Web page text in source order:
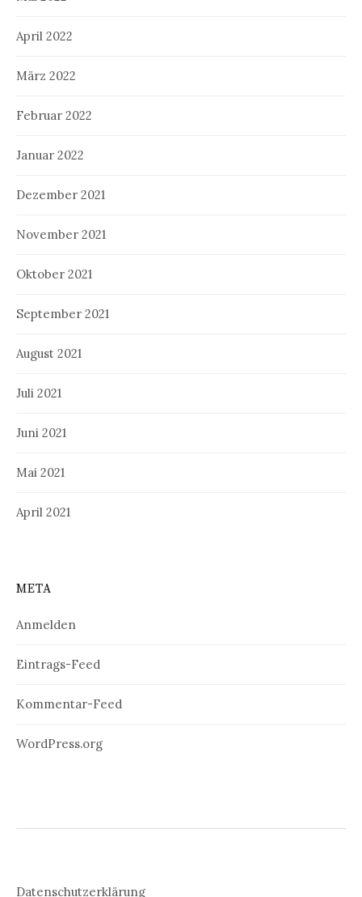
April 2022
März 2022
Februar 2022
Januar 2022
Dezember 2021
November 2021
Oktober 2021
September 2021
August 2021
Juli 2021
Juni 2021
Mai 2021
April 2021
META
Anmelden
Eintrags-Feed
Kommentar-Feed
WordPress.org
Datenschutzerklärung